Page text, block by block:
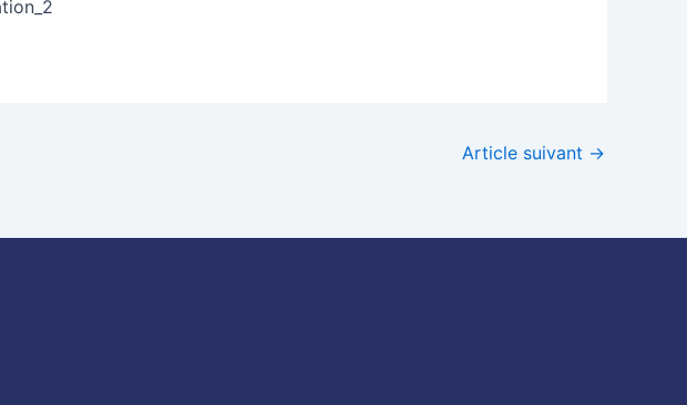
Article suivant →